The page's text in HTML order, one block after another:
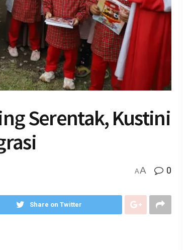
Serentak, Kustini
AA 0
Share on Twitter